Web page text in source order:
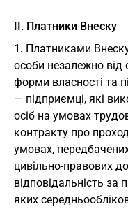
II. Платники Внеску
1. Платниками
особи незалежно від
форми власності та
— підприємці, які
осіб на умовах
контракту про
умовах,
цивільно-правових
відповідальність за
яких